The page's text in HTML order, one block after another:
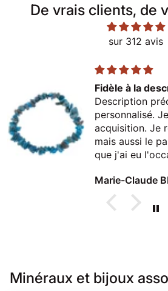
De vrais clients, de
sur 312 avis
Fidèle à la
Description
personnalisé.
acquisition. Je
mais aussi le
que j'ai eu
Marie-Claude
Minéraux et bijoux